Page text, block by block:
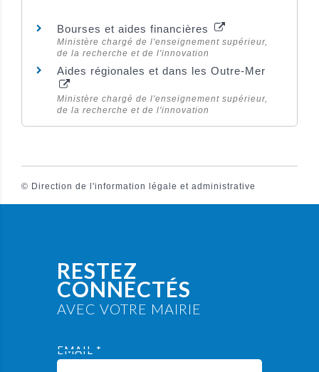
Bourses et aides financières
Ministère chargé de l'enseignement supérieur,
de la recherche et de l'innovation
Aides régionales et dans les Outre-Mer
Ministère chargé de l'enseignement supérieur,
de la recherche et de l'innovation
© Direction de l'information légale et administrative
RESTEZ
CONNECTÉS
AVEC VOTRE MAIRIE
EMAIL *